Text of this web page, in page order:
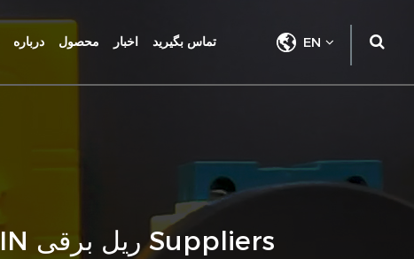
EN درباره محصول اخبار تماس بگیرید
DAC4350CT تک فاز 4P چند منظوره با رله 4G ارتباط DIN ریل برقی Suppliers